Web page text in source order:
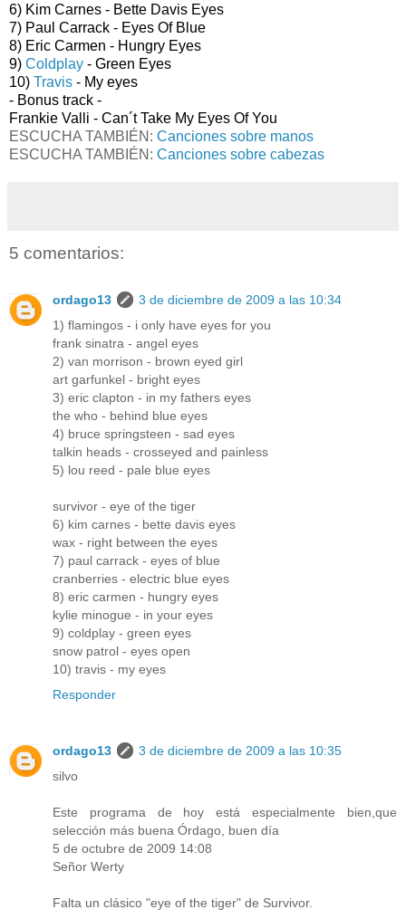
6) Kim Carnes - Bette Davis Eyes
7) Paul Carrack - Eyes Of Blue
8) Eric Carmen - Hungry Eyes
9) Coldplay - Green Eyes
10) Travis - My eyes
- Bonus track -
Frankie Valli - Can´t Take My Eyes Of You
ESCUCHA TAMBIÉN: Canciones sobre manos
ESCUCHA TAMBIÉN: Canciones sobre cabezas
5 comentarios:
ordago13
3 de diciembre de 2009 a las 10:34
1) flamingos - i only have eyes for you
frank sinatra - angel eyes
2) van morrison - brown eyed girl
art garfunkel - bright eyes
3) eric clapton - in my fathers eyes
the who - behind blue eyes
4) bruce springsteen - sad eyes
talkin heads - crosseyed and painless
5) lou reed - pale blue eyes
survivor - eye of the tiger
6) kim carnes - bette davis eyes
wax - right between the eyes
7) paul carrack - eyes of blue
cranberries - electric blue eyes
8) eric carmen - hungry eyes
kylie minogue - in your eyes
9) coldplay - green eyes
snow patrol - eyes open
10) travis - my eyes
Responder
ordago13
3 de diciembre de 2009 a las 10:35
silvo
Este programa de hoy está especialmente bien,que
selección más buena Órdago, buen día
5 de octubre de 2009 14:08
Señor Werty
Falta un clásico "eye of the tiger" de Survivor.